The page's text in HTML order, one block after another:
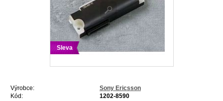
Sleva
Výrobce:
Sony Ericsson
Kód:
1202-8590